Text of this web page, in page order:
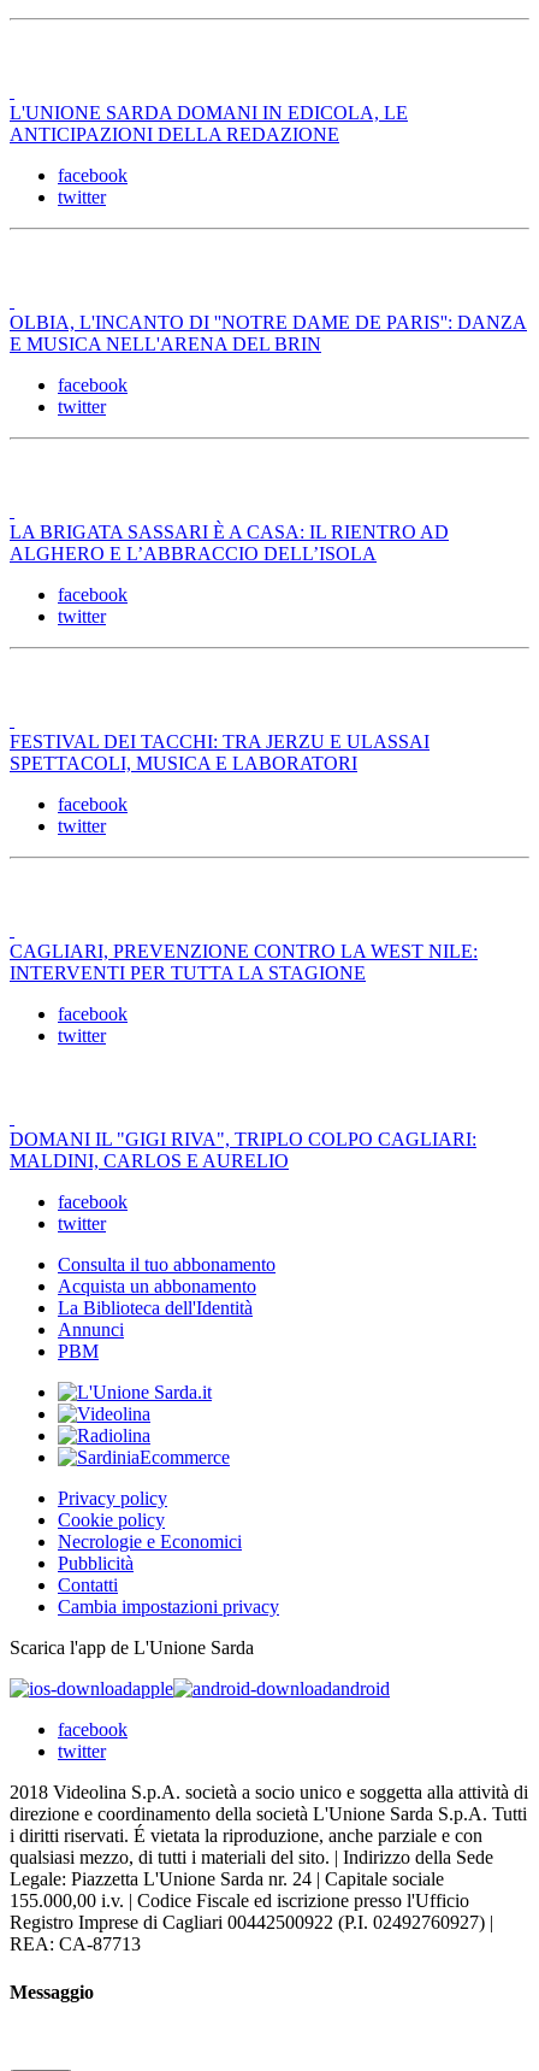
L'UNIONE SARDA DOMANI IN EDICOLA, LE
ANTICIPAZIONI DELLA REDAZIONE
facebook
twitter
OLBIA, L'INCANTO DI ''NOTRE DAME DE PARIS'': DANZA
E MUSICA NELL'ARENA DEL BRIN
facebook
twitter
LA BRIGATA SASSARI È A CASA: IL RIENTRO AD
ALGHERO E L’ABBRACCIO DELL’ISOLA
facebook
twitter
FESTIVAL DEI TACCHI: TRA JERZU E ULASSAI
SPETTACOLI, MUSICA E LABORATORI
facebook
twitter
CAGLIARI, PREVENZIONE CONTRO LA WEST NILE:
INTERVENTI PER TUTTA LA STAGIONE
facebook
twitter
DOMANI IL "GIGI RIVA", TRIPLO COLPO CAGLIARI:
MALDINI, CARLOS E AURELIO
facebook
twitter
Consulta il tuo abbonamento
Acquista un abbonamento
La Biblioteca dell'Identità
Annunci
PBM
Privacy policy
Cookie policy
Necrologie e Economici
Pubblicità
Contatti
Cambia impostazioni privacy
Scarica l'app de L'Unione Sarda
apple
android
facebook
twitter
2018 Videolina S.p.A. società a socio unico e soggetta alla attività di
direzione e coordinamento della società L'Unione Sarda S.p.A. Tutti
i diritti riservati. É vietata la riproduzione, anche parziale e con
qualsiasi mezzo, di tutti i materiali del sito. | Indirizzo della Sede
Legale: Piazzetta L'Unione Sarda nr. 24 | Capitale sociale
155.000,00 i.v. | Codice Fiscale ed iscrizione presso l'Ufficio
Registro Imprese di Cagliari 00442500922 (P.I. 02492760927) |
REA: CA-87713
Messaggio